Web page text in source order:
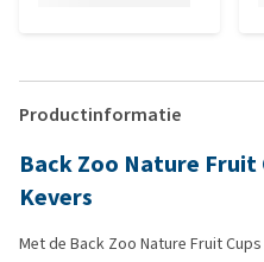
Productinformatie
Back Zoo Nature Fruit
Kevers
Met de Back Zoo Nature Fruit